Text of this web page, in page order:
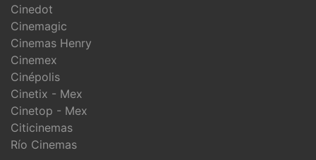
Cinedot
Cinemagic
Cinemas Henry
Cinemex
Cinépolis
Cinetix - Mex
Cinetop - Mex
Citicinemas
Río Cinemas